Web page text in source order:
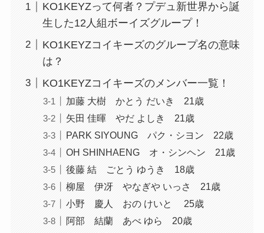
KO1KEYZって何者？プデュ新世界から誕
生した12人組ボーイズグループ！
KO1KEYZコイキーズのグループ名の意味
は？
KO1KEYZコイキーズのメンバー一覧！
加藤 大樹 かとう だいき 21歳
矢田 佳暉 やだ よしき 21歳
PARK SIYOUNG パク・シヨン 22歳
OH SHINHAENG オ・シンヘン 21歳
後藤 結 ごとう ゆうき 18歳
柳屋 伊冴 やなぎや いっさ 21歳
小野 慶人 おの けいと 25歳
阿部 結蘭 あべ ゆら 20歳